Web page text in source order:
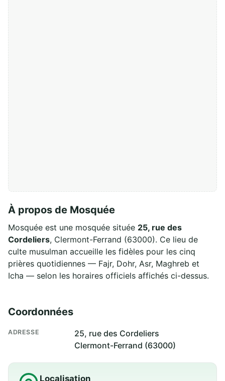
À propos de Mosquée
Mosquée est une mosquée située 25, rue des
Cordeliers, Clermont-Ferrand (63000). Ce lieu de
culte musulman accueille les fidèles pour les cinq
prières quotidiennes — Fajr, Dohr, Asr, Maghreb et
Icha — selon les horaires officiels affichés ci-dessus.
Coordonnées
ADRESSE
25, rue des Cordeliers
Clermont-Ferrand (63000)
Localisation